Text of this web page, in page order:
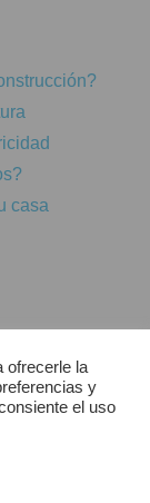
casa
ofrecerle la
y
el uso